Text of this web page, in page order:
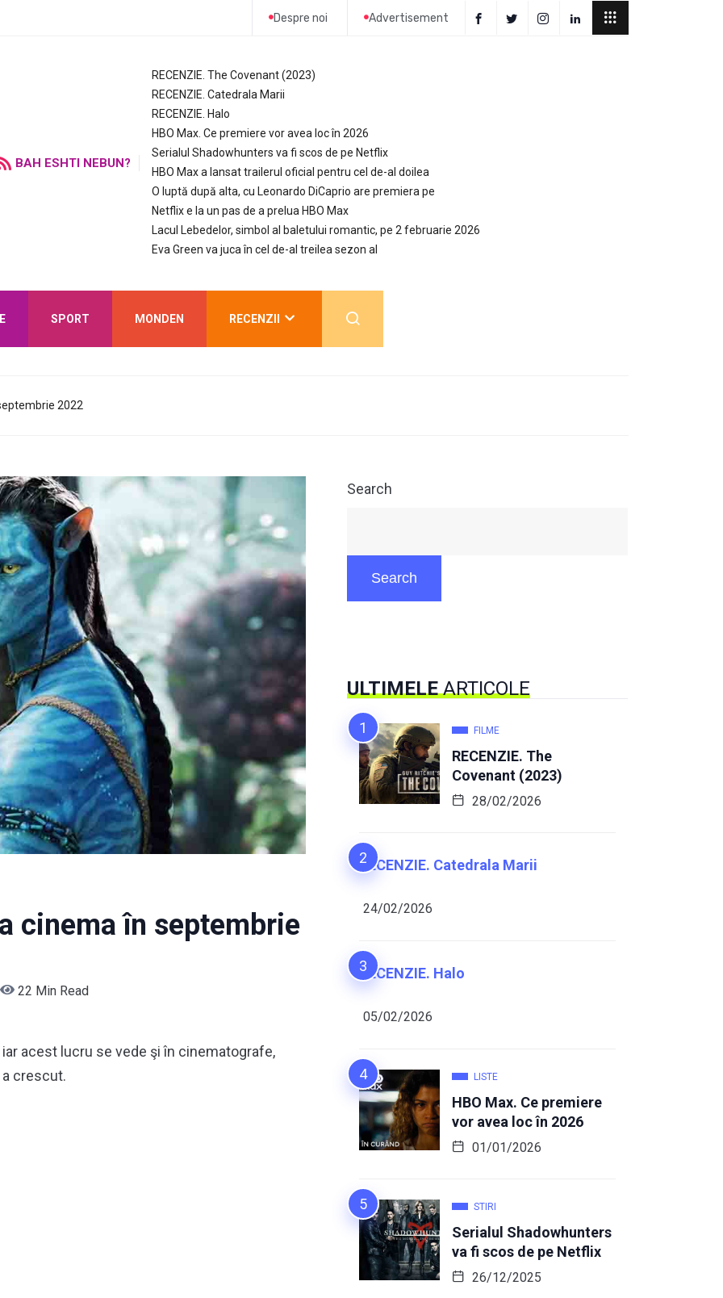
Despre noi Advertisement
BAH ESHTI NEBUN?
RECENZIE. The Covenant (2023)
RECENZIE. Catedrala Marii
RECENZIE. Halo
HBO Max. Ce premiere vor avea loc în 2026
Serialul Shadowhunters va fi scos de pe Netflix
HBO Max a lansat trailerul oficial pentru cel de-al doilea
O luptă după alta, cu Leonardo DiCaprio are premiera pe
Netflix e la un pas de a prelua HBO Max
Lacul Lebedelor, simbol al baletului romantic, pe 2 februarie 2026
Eva Green va juca în cel de-al treilea sezon al
SPORT MONDEN RECENZII
2022
cinema în septembrie
22 Min Read
acest lucru se vede şi în cinematografe,
crescut.
Search
Search
ULTIMELEARTICOLE
FILME
RECENZIE. The
Covenant (2023)
28/02/2026
RECENZIE. Catedrala Marii
24/02/2026
RECENZIE. Halo
05/02/2026
LISTE
HBO Max. Ce premiere
vor avea loc în 2026
01/01/2026
STIRI
Serialul Shadowhunters
va fi scos de pe Netflix
26/12/2025